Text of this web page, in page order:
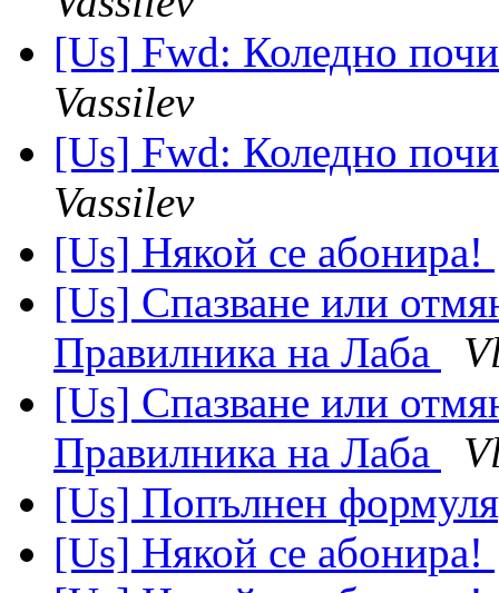
[Us] Fwd: Коледно
Vassilev
[Us] Fwd: Коледно
Vassilev
[Us] Някой се абонира!
[Us] Спазване или
Правилника на Лаба
[Us] Спазване или
Правилника на Лаба
[Us] Попълнен
[Us] Някой се абонира!